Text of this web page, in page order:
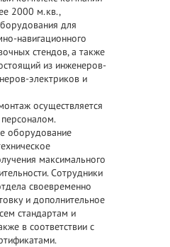
2000 м.кв.,
для
навигационного
стендов, а также
из инженеров-
электриков и
осуществляется
оборудование
максимального
Сотрудники
своевременно
и дополнительное
стандартам и
в соответствии с